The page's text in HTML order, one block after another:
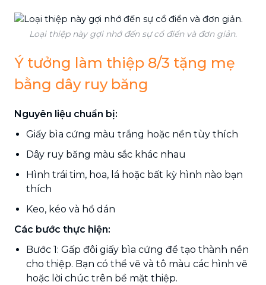
Loại thiệp này gợi nhớ đến sự cổ điển và đơn giản.
Ý tưởng làm thiệp 8/3 tặng mẹ
bằng dây ruy băng
Nguyên liệu chuẩn bị:
Giấy bìa cứng màu trắng hoặc nền tùy thích
Dây ruy băng màu sắc khác nhau
Hình trái tim, hoa, lá hoặc bất kỳ hình nào bạn
thích
Keo, kéo và hồ dán
Các bước thực hiện:
Bước 1: Gấp đôi giấy bìa cứng để tạo thành nền
cho thiệp. Bạn có thể vẽ và tô màu các hình vẽ
hoặc lời chúc trên bề mặt thiệp.